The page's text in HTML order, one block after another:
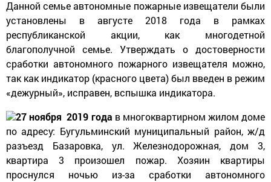
Данной семье автономные пожарные извещатели были
установлены в августе 2018 года в рамках
республиканской акции, как многодетной
благополучной семье. Утверждать о достоверности
сработки автономного пожарного извещателя можно,
так как индикатор (красного цвета) был введен в режим
«дежурный», исправен, вспышка индикатора.
27 ноября 2019 года в многоквартирном жилом доме
по адресу: Бугульминский муниципальный район, ж/д
разъезд Базаровка, ул. Железнодорожная, дом 3,
квартира 3 произошел пожар. Хозяин квартиры
проснулся ночью из-за сработки автономного